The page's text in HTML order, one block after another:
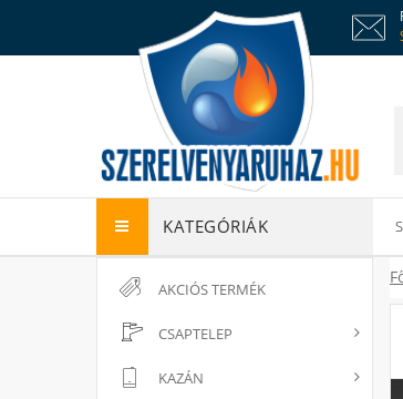
KATEGÓRIÁK
AKCIÓS TERMÉK
CSAPTELEP
KAZÁN